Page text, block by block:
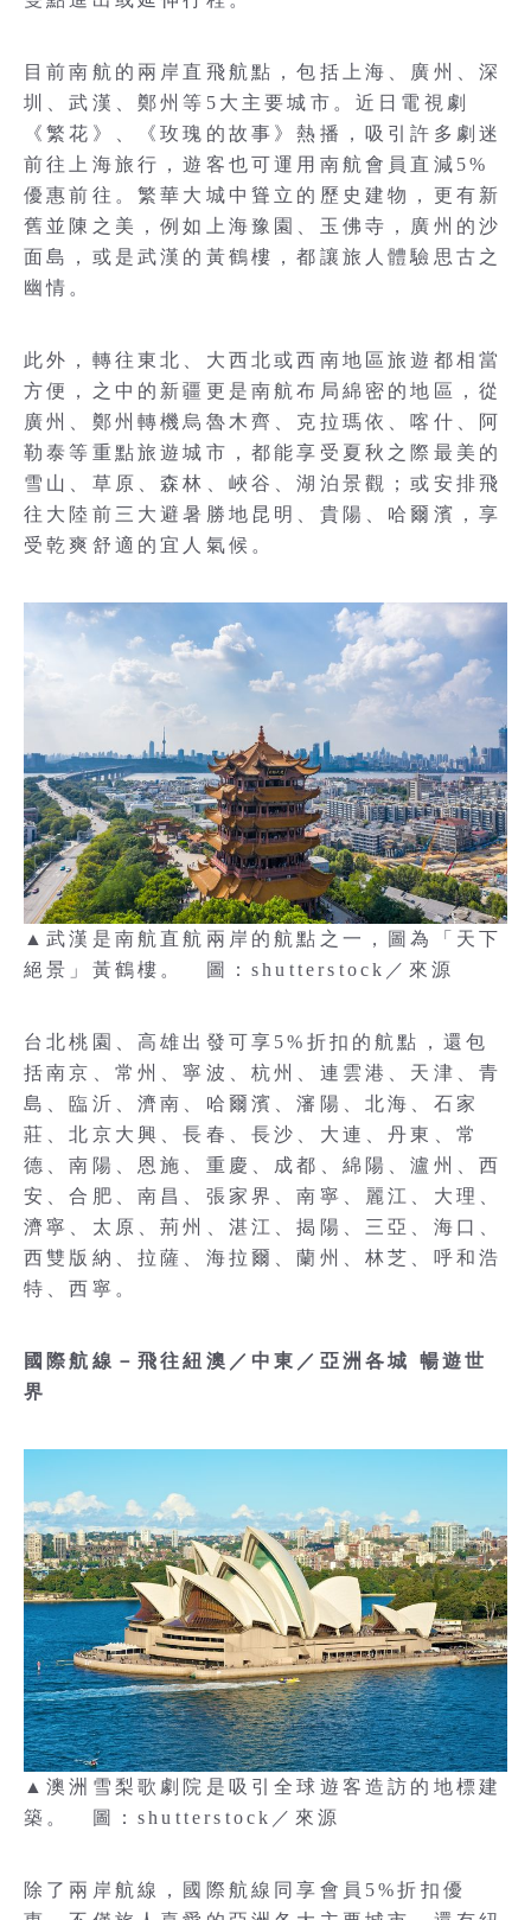
目前南航的兩岸直飛航點，包括上海、廣州、深
圳、武漢、鄭州等5大主要城市。近日電視劇
《繁花》、《玫瑰的故事》熱播，吸引許多劇迷
前往上海旅行，遊客也可運用南航會員直減5%
優惠前往。繁華大城中聳立的歷史建物，更有新
舊並陳之美，例如上海豫園、玉佛寺，廣州的沙
面島，或是武漢的黃鶴樓，都讓旅人體驗思古之
幽情。
此外，轉往東北、大西北或西南地區旅遊都相當
方便，之中的新疆更是南航布局綿密的地區，從
廣州、鄭州轉機烏魯木齊、克拉瑪依、喀什、阿
勒泰等重點旅遊城市，都能享受夏秋之際最美的
雪山、草原、森林、峽谷、湖泊景觀；或安排飛
往大陸前三大避暑勝地昆明、貴陽、哈爾濱，享
受乾爽舒適的宜人氣候。
▲武漢是南航直航兩岸的航點之一，圖為「天下
絕景」黃鶴樓。 圖：shutterstock／來源
台北桃園、高雄出發可享5%折扣的航點，還包
括南京、常州、寧波、杭州、連雲港、天津、青
島、臨沂、濟南、哈爾濱、瀋陽、北海、石家
莊、北京大興、長春、長沙、大連、丹東、常
德、南陽、恩施、重慶、成都、綿陽、瀘州、西
安、合肥、南昌、張家界、南寧、麗江、大理、
濟寧、太原、荊州、湛江、揭陽、三亞、海口、
西雙版納、拉薩、海拉爾、蘭州、林芝、呼和浩
特、西寧。
國際航線－飛往紐澳／中東／亞洲各城 暢遊世
界
▲澳洲雪梨歌劇院是吸引全球遊客造訪的地標建
築。 圖：shutterstock／來源
除了兩岸航線，國際航線同享會員5%折扣優